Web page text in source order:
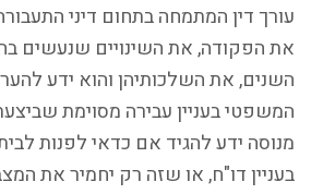
עורך דין המתמחה בתחום דיני
את הפקודה, את השינויים שנעשים
השנים, את השלכותיהן והוא ידע
המשפטי בעניין עבירה מסוימת
מנוסה ידע להגיד אם כדאי לפנות
בעניין דו"ח, או שזה רק יחמיר את